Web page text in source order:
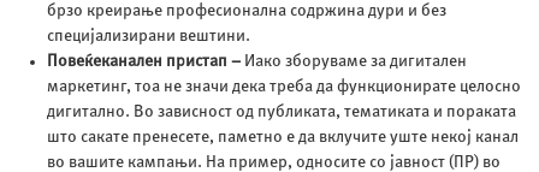
брзо креирање професионална содржина дури и без
специјализирани вештини.
Повеќеканален пристап – Иако зборуваме за дигитален
маркетинг, тоа не значи дека треба да функционирате целосно
дигитално. Во зависност од публиката, тематиката и пораката
што сакате пренесете, паметно е да вклучите уште некој канал
во вашите кампањи. На пример, односите со јавност (ПР) во